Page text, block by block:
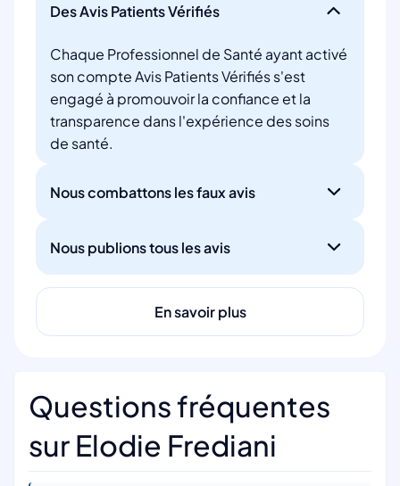
Des Avis Patients Vérifiés
Chaque Professionnel de Santé ayant activé
son compte Avis Patients Vérifiés s'est
engagé à promouvoir la confiance et la
transparence dans l'expérience des soins
de santé.
Nous combattons les faux avis
Nous publions tous les avis
En savoir plus
Questions fréquentes
sur Elodie Frediani